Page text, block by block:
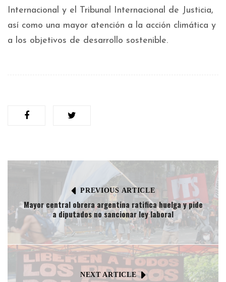
Internacional y el Tribunal Internacional de Justicia,
así como una mayor atención a la acción climática y
a los objetivos de desarrollo sostenible.
PREVIOUS ARTICLE
Mayor central obrera argentina ratifica huelga y pide
a diputados no sancionar ley laboral
NEXT ARTICLE